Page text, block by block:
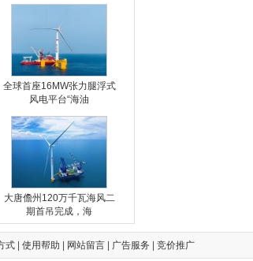
全球首座16MW张力腿浮式
风电平台“海油
大唐儋州120万千瓦海风二
期首吊完成，海
式| 使用帮助 网站留言| 广告服务 竞价推广